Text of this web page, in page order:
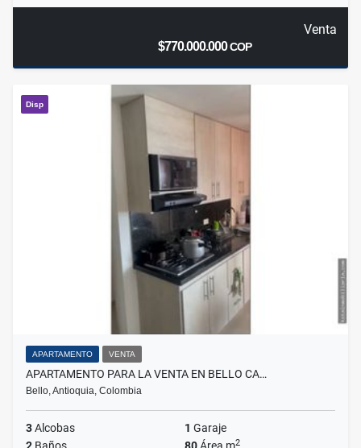
Venta
$770.000.000COP
Disp
APARTAMENTO VENTA
APARTAMENTO PARA LA VENTA EN BELLO CA…
Bello, Antioquia, Colombia
3Alcobas 1 Garaje
2